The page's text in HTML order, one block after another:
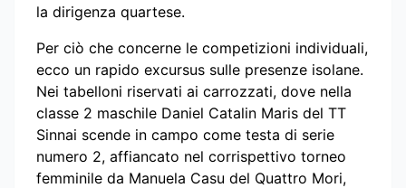
la dirigenza quartese.
Per ciò che concerne le competizioni individuali,
ecco un rapido excursus sulle presenze isolane.
Nei tabelloni riservati ai carrozzati, dove nella
classe 2 maschile Daniel Catalin Maris del TT
Sinnai scende in campo come testa di serie
numero 2, affiancato nel corrispettivo torneo
femminile da Manuela Casu del Quattro Mori,